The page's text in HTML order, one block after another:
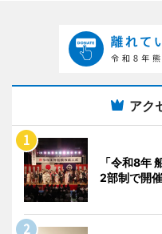
アク
「令和8年
2部制で開催